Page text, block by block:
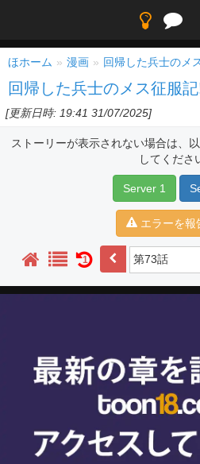
ほホーム 漫画 回帰した兵士のメ
回帰した兵士のメス征服
[更新日時: 19:41 31/07/2025]
ストーリーが表示されない場合は、
してくださ
Server 1
エラーを報
1